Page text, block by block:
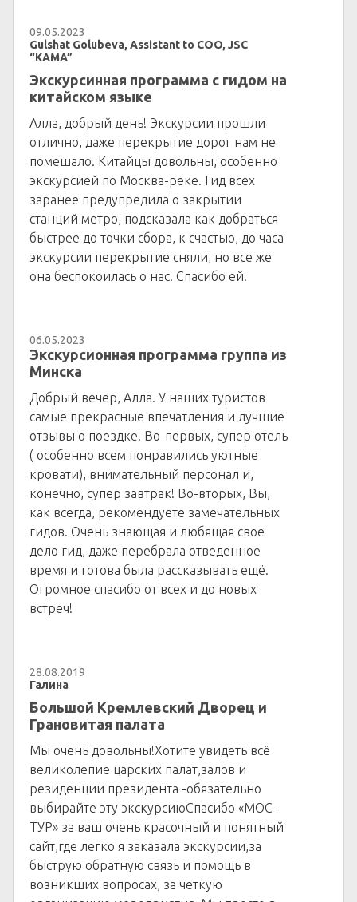
09.05.2023
Gulshat Golubeva, Assistant to COO, JSC
“KAMA”
Экскурсинная программа с гидом на
китайском языке
Алла, добрый день! Экскурсии прошли
отлично, даже перекрытие дорог нам не
помешало. Китайцы довольны, особенно
экскурсией по Москва-реке. Гид всех
заранее предупредила о закрытии
станций метро, подсказала как добраться
быстрее до точки сбора, к счастью, до часа
экскурсии перекрытие сняли, но все же
она беспокоилась о нас. Спасибо ей!
06.05.2023
Экскурсионная программа группа из
Минска
Добрый вечер, Алла. У наших туристов
самые прекрасные впечатления и лучшие
отзывы о поездке! Во-первых, супер отель
( особенно всем понравились уютные
кровати), внимательный персонал и,
конечно, супер завтрак! Во-вторых, Вы,
как всегда, рекомендуете замечательных
гидов. Очень знающая и любящая свое
дело гид, даже перебрала отведенное
время и готова была рассказывать ещё.
Огромное спасибо от всех и до новых
встреч!
28.08.2019
Галина
Большой Кремлевский Дворец и
Грановитая палата
Мы очень довольны!Хотите увидеть всё
великолепие царских палат,залов и
резиденции президента -обязательно
выбирайте эту экскурсиюСпасибо «МОС-
ТУР» за ваш очень красочный и понятный
сайт,где легко я заказала экскурсии,за
быструю обратную связь и помощь в
возникших вопросах, за четкую